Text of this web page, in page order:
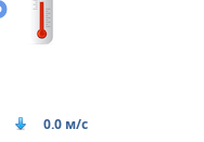
0.0 м/с